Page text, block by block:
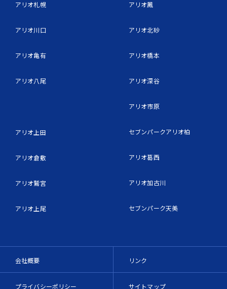
アリオ札幌
アリオ川口
アリオ亀有
アリオ八尾
アリオ上田
アリオ倉敷
アリオ鷲宮
アリオ上尾
アリオ鳳
アリオ北砂
アリオ橋本
アリオ深谷
アリオ市原
セブンパークアリオ柏
アリオ葛西
アリオ加古川
セブンパーク天美
会社概要
プライバシーポリシー
リンク
サイトマップ